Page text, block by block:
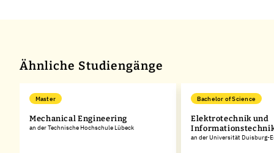
Ähnliche Studiengänge
Master
Mechanical Engineering
an der Technische Hochschule Lübeck
Bachelor of Science
Elektrotechnik und
an der Universität Duisburg-